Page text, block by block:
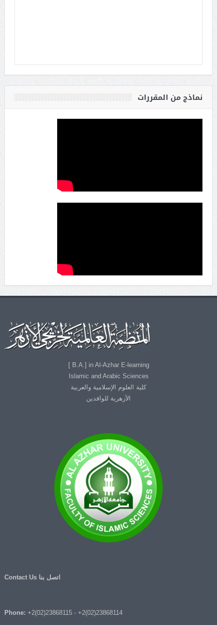
نماذج من المقررات
B.A.] in Al-Azhar E-learning ]
Islamic and Arabic Sciences
كلية العلوم الإسلامية والعربية
الأزهرية للوافدين
اتصل بنا Contact Us
Phone: +2(02)23868115- +2(02)23868114